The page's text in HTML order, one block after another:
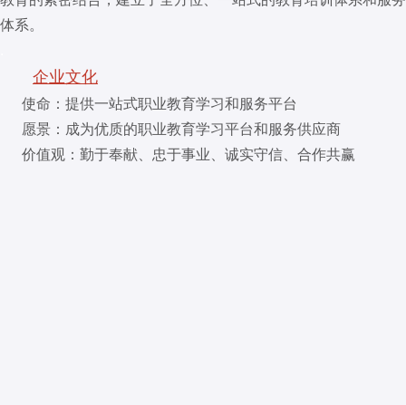
体系。
企业文化
使命：提供一站式职业教育学习和服务平台
愿景：成为优质的职业教育学习平台和服务供应商
价值观：勤于奉献、忠于事业、诚实守信、合作共赢